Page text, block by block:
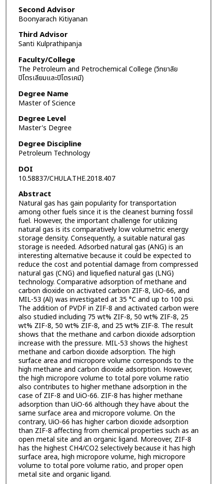
Second Advisor
Boonyarach Kitiyanan
Third Advisor
Santi Kulprathipanja
Faculty/College
The Petroleum and Petrochemical College (วิทยาลัย
ปิโตรเลียมและปิโตรเคมี)
Degree Name
Master of Science
Degree Level
Master's Degree
Degree Discipline
Petroleum Technology
DOI
10.58837/CHULA.THE.2018.407
Abstract
Natural gas has gain popularity for transportation
among other fuels since it is the cleanest burning fossil
fuel. However, the important challenge for utilizing
natural gas is its comparatively low volumetric energy
storage density. Consequently, a suitable natural gas
storage is needed. Adsorbed natural gas (ANG) is an
interesting alternative because it could be expected to
reduce the cost and potential damage from compressed
natural gas (CNG) and liquefied natural gas (LNG)
technology. Comparative adsorption of methane and
carbon dioxide on activated carbon ZIF-8, UiO-66, and
MIL-53 (Al) was investigated at 35 °C and up to 100 psi.
The addition of PVDF in ZIF-8 and activated carbon were
also studied including 75 wt% ZIF-8, 50 wt% ZIF-8, 25
wt% ZIF-8, 50 wt% ZIF-8, and 25 wt% ZIF-8. The result
shows that the methane and carbon dioxide adsorption
increase with the pressure. MIL-53 shows the highest
methane and carbon dioxide adsorption. The high
surface area and micropore volume corresponds to the
high methane and carbon dioxide adsorption. However,
the high micropore volume to total pore volume ratio
also contributes to higher methane adsorption in the
case of ZIF-8 and UiO-66. ZIF-8 has higher methane
adsorption than UiO-66 although they have about the
same surface area and micropore volume. On the
contrary, UiO-66 has higher carbon dioxide adsorption
than ZIF-8 affecting from chemical properties such as an
open metal site and an organic ligand. Moreover, ZIF-8
has the highest CH4/CO2 selectively because it has high
surface area, high micropore volume, high micropore
volume to total pore volume ratio, and proper open
metal site and organic ligand.